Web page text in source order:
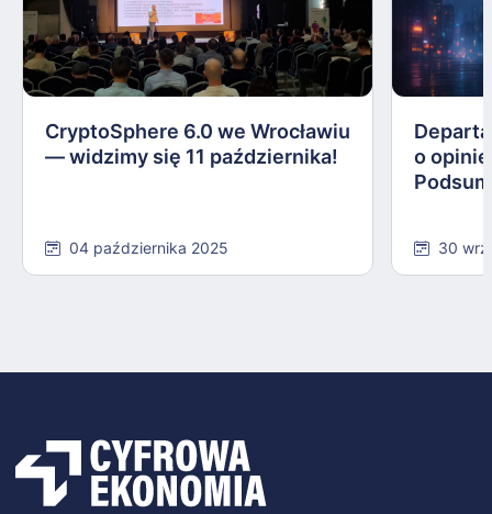
CryptoSphere 6.0 we Wrocławiu
— widzimy się 11 października!
04 października 2025
o opinie
30